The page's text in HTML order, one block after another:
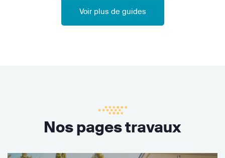
Voir plus de guides
Nos pages travaux